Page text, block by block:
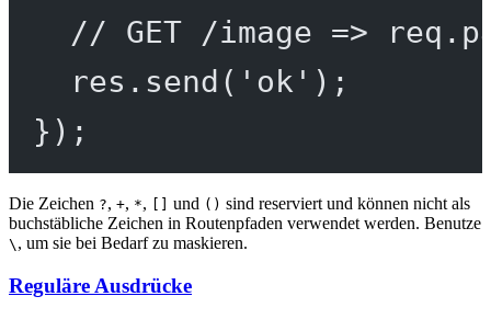
// GET /image =>
res. send ( 'ok' );
});
Die Zeichen ?, +, *, und () sind reserviert und können nicht als
buchstäbliche Zeichen in Routenpfaden verwendet werden. Benutze
\ , um sie bei Bedarf zu maskieren.
Reguläre Ausdrücke